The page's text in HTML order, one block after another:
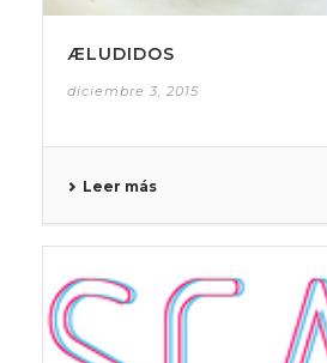
ÆLUDIDOS
diciembre 3, 2015
Leer más